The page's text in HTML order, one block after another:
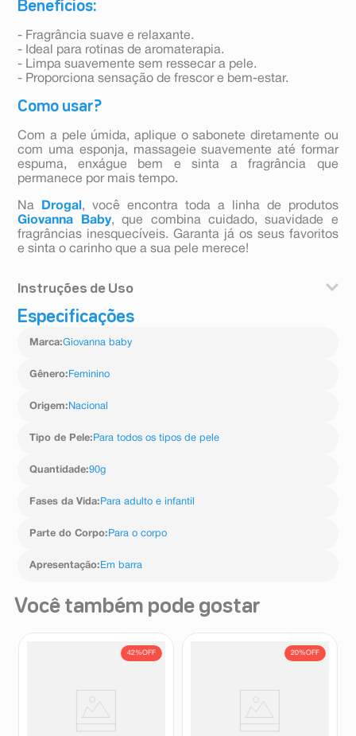
Benefícios:
- Fragrância suave e relaxante.
- Ideal para rotinas de aromaterapia.
- Limpa suavemente sem ressecar a pele.
- Proporciona sensação de frescor e bem-estar.
Como usar?
Com a pele úmida, aplique o sabonete diretamente ou
com uma esponja, massageie suavemente até formar
espuma, enxágue bem e sinta a fragrância que
permanece por mais tempo.
Na Drogal , você encontra toda a linha de produtos
Giovanna Baby, que combina cuidado, suavidade e
fragrâncias inesquecíveis. Garanta já os seus favoritos
e sinta o carinho que a sua pele merece!
Instruções de Uso
Com a pele úmida, aplique o sabonete diretamente ou
espuma, enxágue bem e sinta a fragrância que
Especificações
Marca:Giovanna baby
Gênero: Feminino
Origem: Nacional
Tipo de Pele: Para todos os tipos de pele
Quantidade:90g
Fases da Vida: Para adulto e infantil
Parte do Corpo: Para o corpo
Apresentação: Em barra
Você também pode gostar
42%OFF 20%OFF